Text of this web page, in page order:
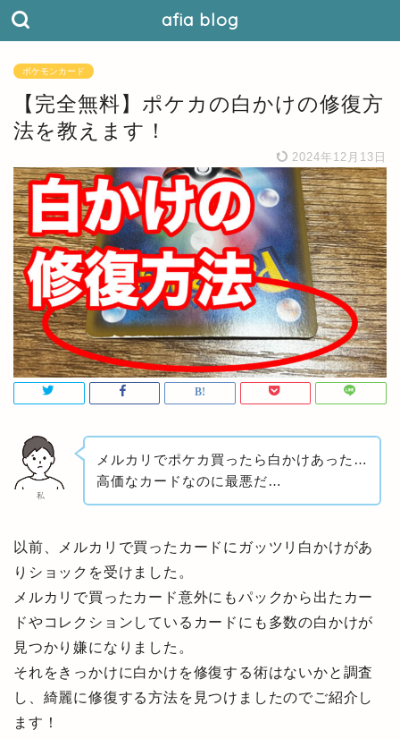
afia blog
ポケモンカード
【完全無料】ポケカの白かけの修復方
法を教えます！
2024年12月13日
私
メルカリでポケカ買ったら白かけあった…
高価なカードなのに最悪だ…
以前、メルカリで買ったカードにガッツリ白かけがあ
りショックを受けました。
メルカリで買ったカード意外にもパックから出たカー
ドやコレクションしているカードにも多数の白かけが
見つかり嫌になりました。
それをきっかけに白かけを修復する術はないかと調査
し、綺麗に修復する方法を見つけましたのでご紹介し
ます！